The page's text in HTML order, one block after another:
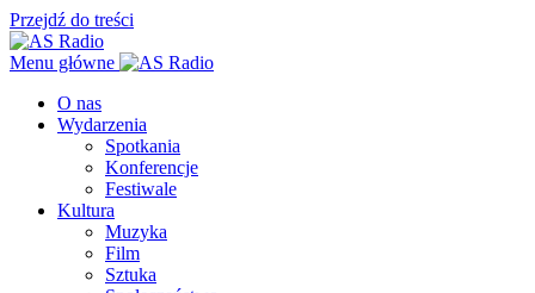
Przejdź do treści
Menu główne
O nas
Wydarzenia
Spotkania
Konferencje
Festiwale
Kultura
Muzyka
Film
Sztuka